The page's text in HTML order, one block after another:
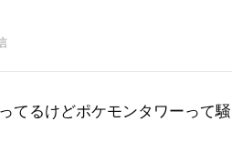
てるけどポケモンタワーって騒